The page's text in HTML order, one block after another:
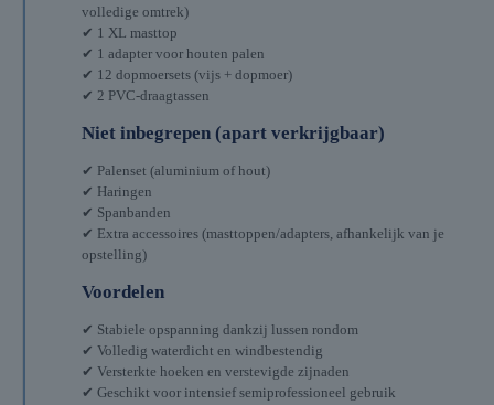
volledige omtrek)
✔ 1 XL masttop
✔ 1 adapter voor houten palen
✔ 12 dopmoersets (vijs + dopmoer)
✔ 2 PVC-draagtassen
Niet inbegrepen (apart verkrijgbaar)
✔ Palenset (aluminium of hout)
✔ Haringen
✔ Spanbanden
✔ Extra accessoires (masttoppen/adapters, afhankelijk van je
opstelling)
Voordelen
✔ Stabiele opspanning dankzij lussen rondom
✔ Volledig waterdicht en windbestendig
✔ Versterkte hoeken en verstevigde zijnaden
✔ Geschikt voor intensief semiprofessioneel gebruik